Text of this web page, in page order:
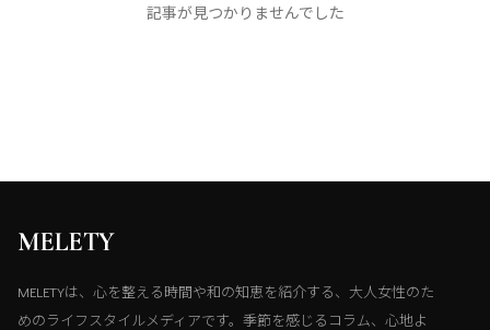
記事が見つかりませんでした
MELETY
MELETYは、心を整える時間や和の知恵を紹介する、大人女性のた
めのライフスタイルメディアです。季節を感じるコラム、心地よ